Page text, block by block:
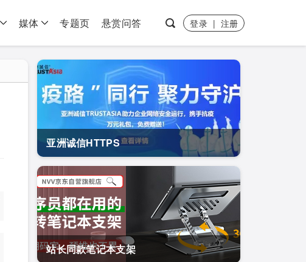
媒体 专题页 悬赏问答 登录 | 注册
亚洲诚信HTTPS
站长同款笔记本支架